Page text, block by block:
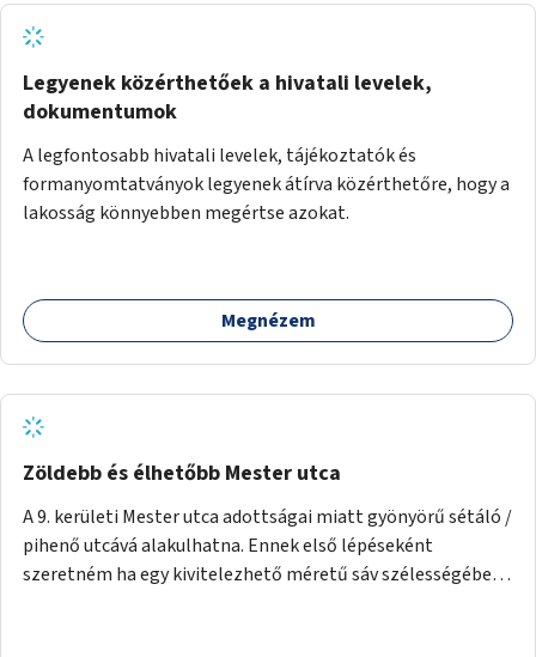
Legyenek közérthetőek a hivatali levelek,
dokumentumok
A legfontosabb hivatali levelek, tájékoztatók és
formanyomtatványok legyenek átírva közérthetőre, hogy a
lakosság könnyebben megértse azokat.
Megnézem
Zöldebb és élhetőbb Mester utca
A 9. kerületi Mester utca adottságai miatt gyönyörű sétáló /
pihenő utcává alakulhatna. Ennek első lépéseként
szeretném ha egy kivitelezhető méretű sáv szélességében